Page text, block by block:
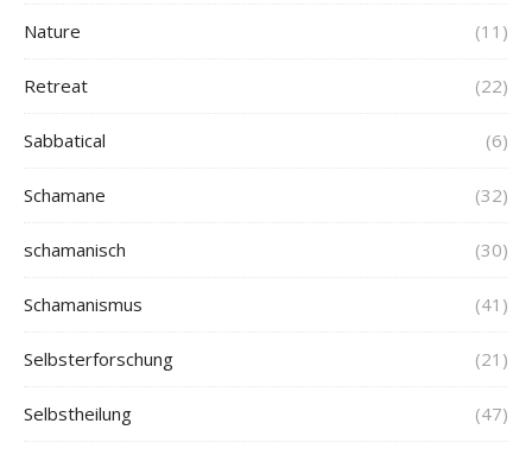
Nature (11)
Retreat (22)
Sabbatical (6)
Schamane (32)
schamanisch (30)
Schamanismus (41)
Selbsterforschung (21)
Selbstheilung (47)